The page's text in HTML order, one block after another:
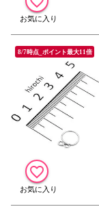
8/7時点_ポイント最大11倍